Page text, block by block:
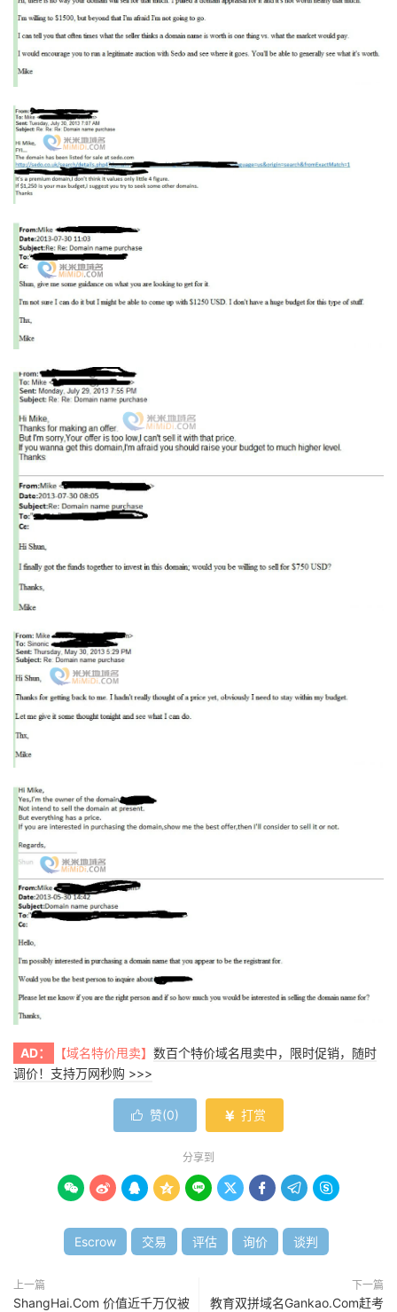
AD： 【域名特价甩卖】 数百个特价域名甩卖中，限时促销，随时
调价！支持万网秒购 >>>
 赞(0)  打赏
分享到
        
Escrow 交易 评估 询价 谈判
上一篇
ShangHai.Com 价值近千万仅被
下一篇
教育双拼域名Gankao.Com赶考